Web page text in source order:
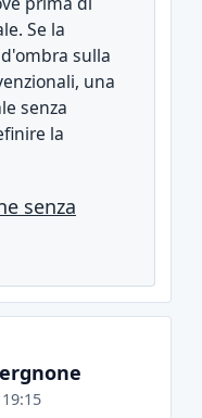
Se la
sulla
una
senza
la
senza